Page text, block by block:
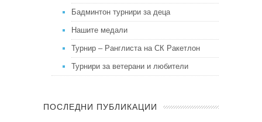
Бадминтон турнири за деца
Нашите медали
Турнир – Ранглиста на СК Ракетлон
Турнири за ветерани и любители
ПОСЛЕДНИ ПУБЛИКАЦИИ